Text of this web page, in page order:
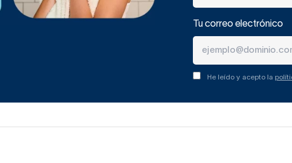
Tu correo electrónico
He leído y acepto la